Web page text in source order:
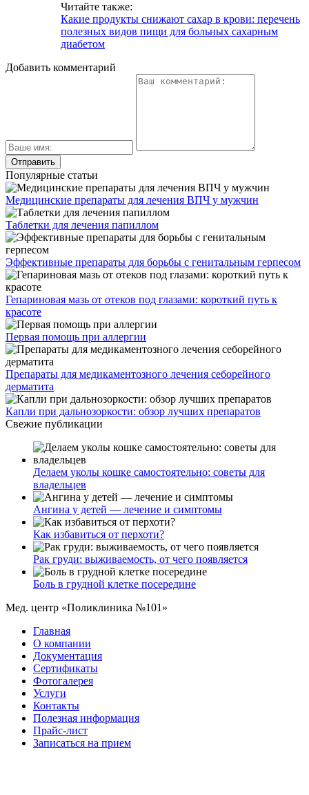
Читайте также:
Какие продукты снижают сахар в крови: перечень
полезных видов пищи для больных сахарным
диабетом
Добавить комментарий
Популярные статьи
Медицинские препараты для лечения ВПЧ у мужчин
Таблетки для лечения папиллом
Эффективные препараты для борьбы с генитальным герпесом
Гепариновая мазь от отеков под глазами: короткий путь к
красоте
Первая помощь при аллергии
Препараты для медикаментозного лечения себорейного
дерматита
Капли при дальнозоркости: обзор лучших препаратов
Свежие публикации
Делаем уколы кошке самостоятельно: советы для
владельцев
Ангина у детей — лечение и симптомы
Как избавиться от перхоти?
Рак груди: выживаемость, от чего появляется
Боль в грудной клетке посередине
Мед. центр «Поликлиника №101»
Главная
О компании
Документация
Сертификаты
Фотогалерея
Услуги
Контакты
Полезная информация
Прайс-лист
Записаться на прием